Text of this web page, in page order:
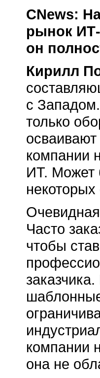
CNews:
рынок
он
Кирилл
с
только
компании
ИТ. Может
Часто
чтобы
компании
она не